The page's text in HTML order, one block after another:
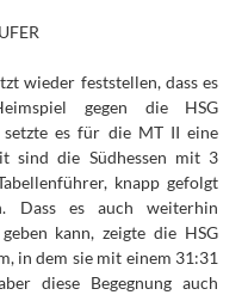
wieder feststellen, dass es
gegen die HSG
setzte es für die MT II eine
sind die Südhessen mit 3
knapp gefolgt
Dass es auch weiterhin
kann, zeigte die HSG
in dem sie mit einem 31:31
diese Begegnung auch